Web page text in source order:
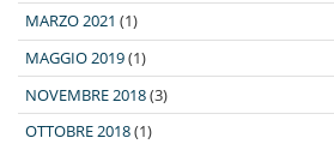
MARZO 2021 (1)
MAGGIO 2019(1)
NOVEMBRE 2018(3)
OTTOBRE 2018(1)